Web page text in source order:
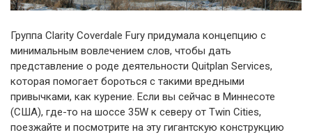
Группа Clarity Coverdale Fury придумала концепцию с
минимальным вовлечением слов, чтобы дать
представление о роде деятельности Quitplan Services,
которая помогает бороться с такими вредными
привычками, как курение. Если вы сейчас в Миннесоте
(США), где-то на шоссе 35W к северу от Twin Cities,
поезжайте и посмотрите на эту гигантскую конструкцию